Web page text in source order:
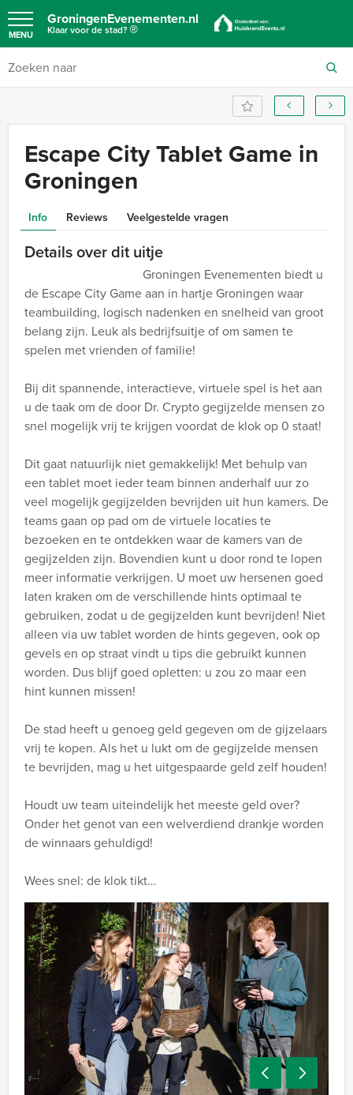
GroningenEvenementen.nl
Klaar voor de stad?®
MENU
Escape City Tablet Game in
Groningen
Info Reviews Veelgestelde vragen
Details over dit uitje
Groningen Evenementen biedt u
de Escape City Game aan in hartje Groningen waar
teambuilding, logisch nadenken en snelheid van groot
belang zijn. Leuk als bedrijfsuitje of om samen te
spelen met vrienden of familie!
Bij dit spannende, interactieve, virtuele spel is het aan
u de taak om de door Dr. Crypto gegijzelde mensen zo
snel mogelijk vrij te krijgen voordat de klok op 0 staat!
Dit gaat natuurlijk niet gemakkelijk! Met behulp van
een tablet moet ieder team binnen anderhalf uur zo
veel mogelijk gegijzelden bevrijden uit hun kamers. De
teams gaan op pad om de virtuele locaties te
bezoeken en te ontdekken waar de kamers van de
gegijzelden zijn. Bovendien kunt u door rond te lopen
meer informatie verkrijgen. U moet uw hersenen goed
laten kraken om de verschillende hints optimaal te
gebruiken, zodat u de gegijzelden kunt bevrijden! Niet
alleen via uw tablet worden de hints gegeven, ook op
gevels en op straat vindt u tips die gebruikt kunnen
worden. Dus blijf goed opletten: u zou zo maar een
hint kunnen missen!
De stad heeft u genoeg geld gegeven om de gijzelaars
vrij te kopen. Als het u lukt om de gegijzelde mensen
te bevrijden, mag u het uitgespaarde geld zelf houden!
Houdt uw team uiteindelijk het meeste geld over?
Onder het genot van een welverdiend drankje worden
de winnaars gehuldigd!
Wees snel: de klok tikt…